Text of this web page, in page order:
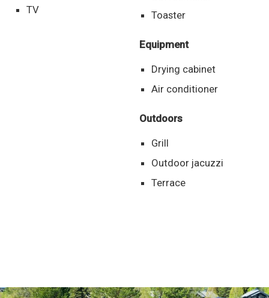
TV
Toaster
Equipment
Drying cabinet
Air conditioner
Outdoors
Grill
Outdoor jacuzzi
Terrace